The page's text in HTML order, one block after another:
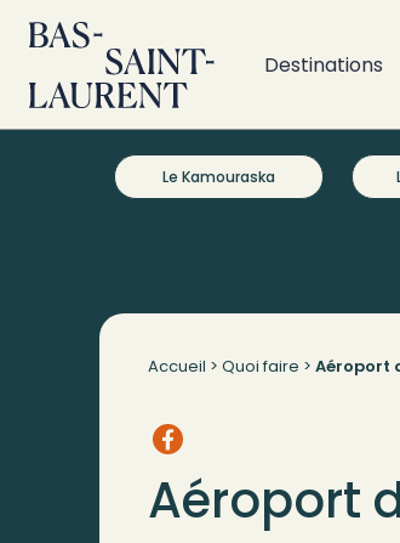
Destinations
Le Kamouraska
Accueil > Quoi faire > Aéroport
Aéroport